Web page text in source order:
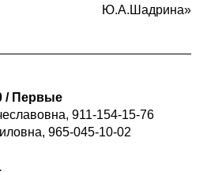
Ю.А.Шадрина»
/ Первые
911-154-15-76
965-045-10-02